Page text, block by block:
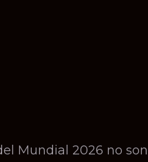
Mundial 2026 no